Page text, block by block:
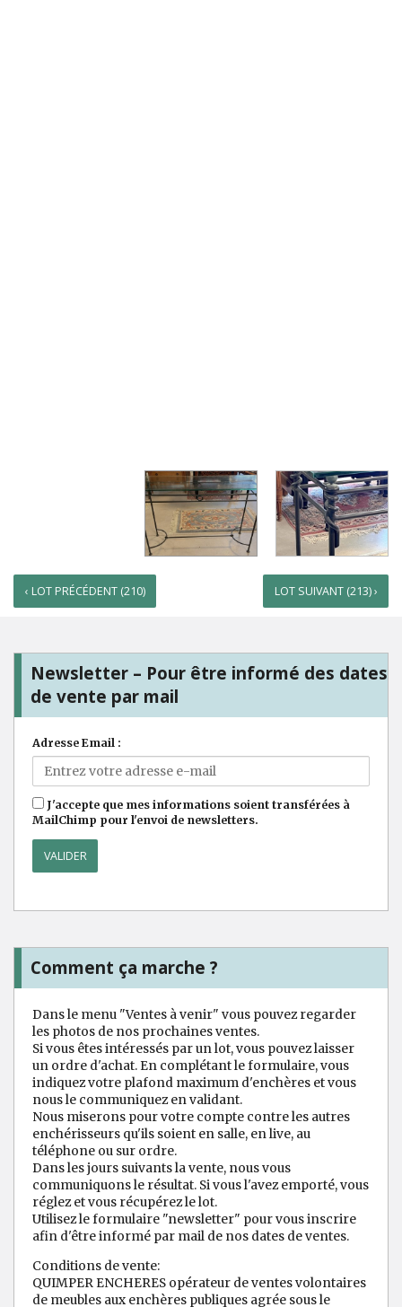
‹ LOT PRÉCÉDENT (210) LOT SUIVANT (213) ›
Newsletter – Pour être informé des dates
de vente par mail
Adresse Email :
J'accepte que mes informations soient transférées à
MailChimp pour l'envoi de newsletters.
Comment ça marche ?
Dans le menu "Ventes à venir" vous pouvez regarder
les photos de nos prochaines ventes.
Si vous êtes intéressés par un lot, vous pouvez laisser
un ordre d'achat. En complétant le formulaire, vous
indiquez votre plafond maximum d'enchères et vous
nous le communiquez en validant.
Nous miserons pour votre compte contre les autres
enchérisseurs qu'ils soient en salle, en live, au
téléphone ou sur ordre.
Dans les jours suivants la vente, nous vous
communiquons le résultat. Si vous l'avez emporté, vous
réglez et vous récupérez le lot.
Utilisez le formulaire "newsletter" pour vous inscrire
afin d'être informé par mail de nos dates de ventes.
Conditions de vente:
QUIMPER ENCHERES opérateur de ventes volontaires
de meubles aux enchères publiques agrée sous le